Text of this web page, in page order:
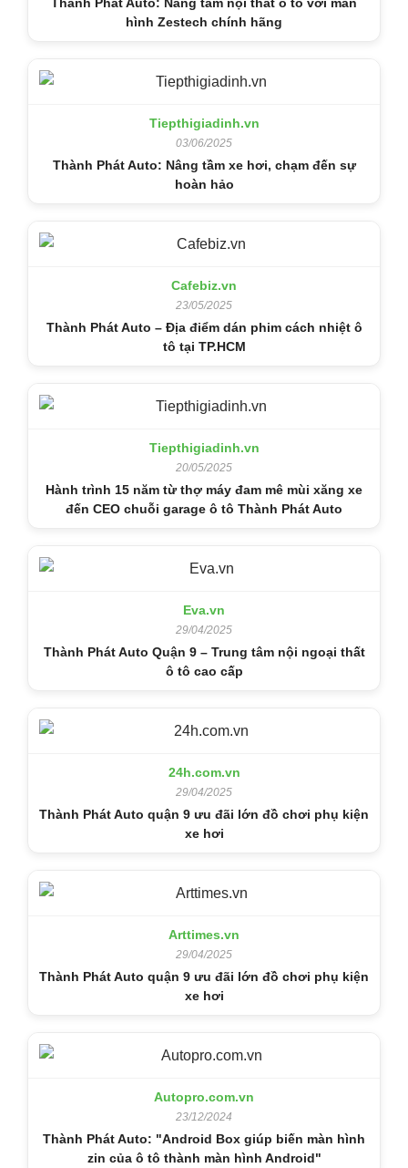
hình Zestech chính hãng
Tiepthigiadinh.vn
03/06/2025
Thành Phát Auto: Nâng tầm xe hơi, chạm đến sự
hoàn hảo
Cafebiz.vn
23/05/2025
Thành Phát Auto – Địa điểm dán phim cách nhiệt ô
tô tại TP.HCM
Tiepthigiadinh.vn
20/05/2025
Hành trình 15 năm từ thợ máy đam mê mùi xăng xe
đến CEO chuỗi garage ô tô Thành Phát Auto
Eva.vn
29/04/2025
Thành Phát Auto Quận 9 – Trung tâm nội ngoại thất
ô tô cao cấp
24h.com.vn
29/04/2025
Thành Phát Auto quận 9 ưu đãi lớn đồ chơi phụ kiện
xe hơi
Arttimes.vn
29/04/2025
Thành Phát Auto quận 9 ưu đãi lớn đồ chơi phụ kiện
xe hơi
Autopro.com.vn
23/12/2024
Thành Phát Auto: "Android Box giúp biến màn hình
zin của ô tô thành màn hình Android"